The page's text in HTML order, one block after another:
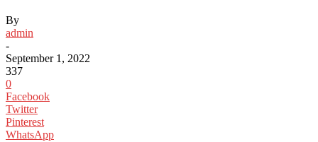
By
admin
-
September 1, 2022
337
0
Facebook
Twitter
Pinterest
WhatsApp